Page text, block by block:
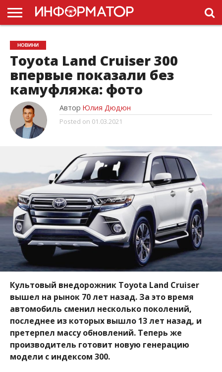
ГОЛОВНА
НОВИНИ
ПДР
УКРАЇНИ
РЕКЛАМА
ПРОЕКТЫ
НОВИНИ
Toyota Land Cruiser 300
впервые показали без
камуфляжа: фото
Автор Юлия Дюдюн
Posted on 01.03.2021
Культовый внедорожник Toyota Land Cruiser
вышел на рынок 70 лет назад. За это время
автомобиль сменил несколько поколений,
последнее из которых вышло 13 лет назад, и
претерпел массу обновлений. Теперь же
производитель готовит новую генерацию
модели с индексом 300.